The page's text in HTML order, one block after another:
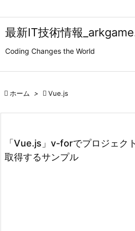
最新IT技術情報
Coding Changes the World
 ホーム >  Vue.js
「Vue.js」v-forでプロジェク
取得するサンプル